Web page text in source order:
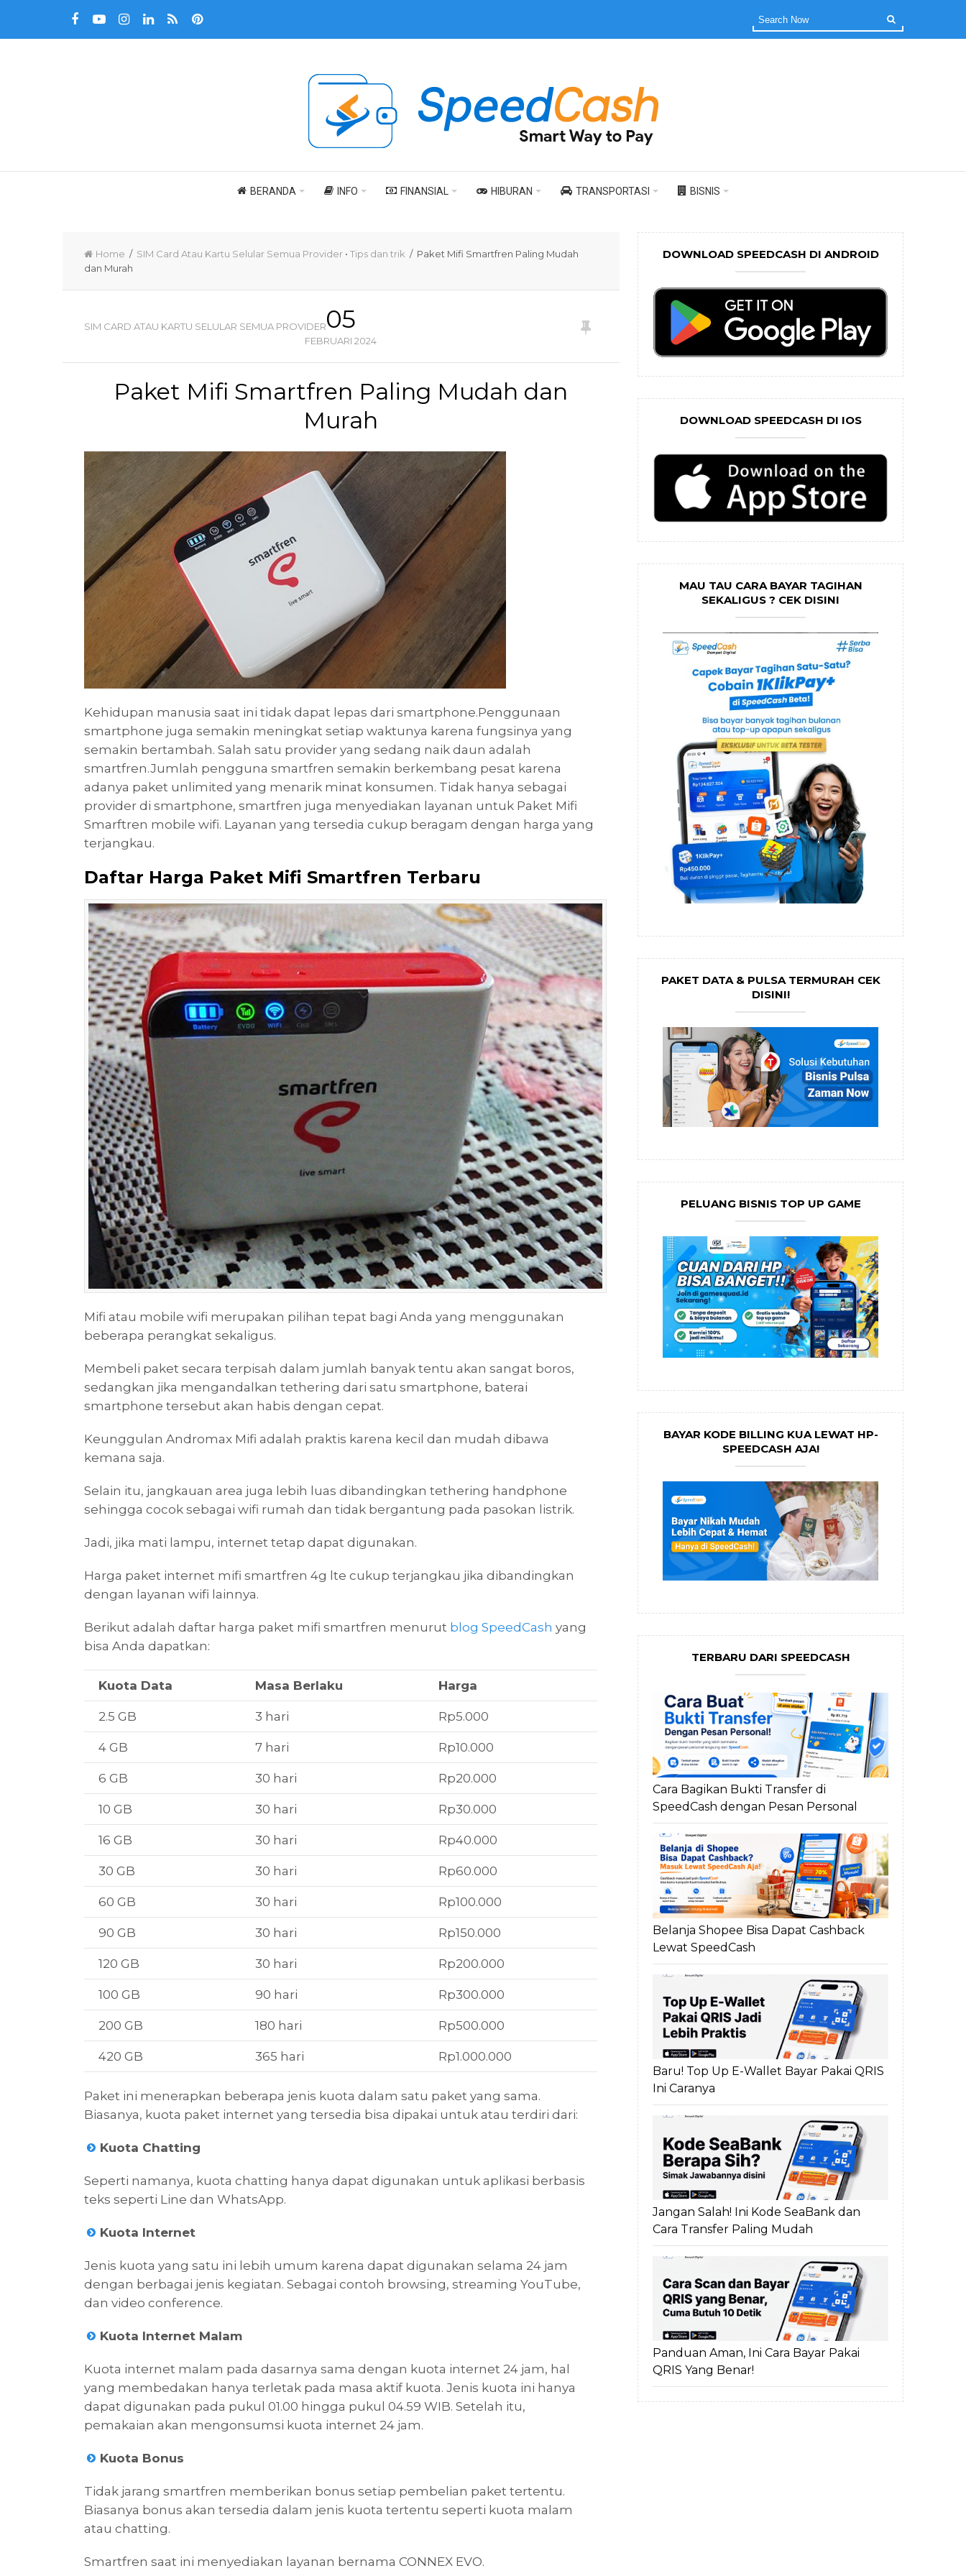
BERANDA INFO FINANSIAL HIBURAN TRANSPORTASI BISNIS
Home / SIM Card Atau Kartu Selular Semua Provider • Tips dan trik / Paket Mifi Smartfren Paling Mudah
dan Murah
05
FEBRUARI2024
SIM CARD ATAU KARTU SELULAR SEMUA PROVIDER
Paket Mifi Smartfren Paling Mudah dan
Murah
Kehidupan manusia saat ini tidak dapat lepas dari smartphone.Penggunaan
smartphone juga semakin meningkat setiap waktunya karena fungsinya yang
semakin bertambah. Salah satu provider yang sedang naik daun adalah
smartfren.Jumlah pengguna smartfren semakin berkembang pesat karena
adanya paket unlimited yang menarik minat konsumen. Tidak hanya sebagai
provider di smartphone, smartfren juga menyediakan layanan untuk Paket Mifi
Smarftren mobile wifi. Layanan yang tersedia cukup beragam dengan harga yang
terjangkau.
Daftar Harga Paket Mifi Smartfren Terbaru
Mifi atau mobile wifi merupakan pilihan tepat bagi Anda yang menggunakan
beberapa perangkat sekaligus.
Membeli paket secara terpisah dalam jumlah banyak tentu akan sangat boros,
sedangkan jika mengandalkan tethering dari satu smartphone, baterai
smartphone tersebut akan habis dengan cepat.
Keunggulan Andromax Mifi adalah praktis karena kecil dan mudah dibawa
kemana saja.
Selain itu, jangkauan area juga lebih luas dibandingkan tethering handphone
sehingga cocok sebagai wifi rumah dan tidak bergantung pada pasokan listrik.
Jadi, jika mati lampu, internet tetap dapat digunakan.
Harga paket internet mifi smartfren 4g lte cukup terjangkau jika dibandingkan
dengan layanan wifi lainnya.
Berikut adalah daftar harga paket mifi smartfren menurut blog SpeedCash yang
bisa Anda dapatkan:
Kuota Data Masa Berlaku Harga
2.5 GB 3 hari Rp5.000
4 GB 7 hari Rp10.000
6 GB 30 hari Rp20.000
10 GB 30 hari Rp30.000
16 GB 30 hari Rp40.000
30 GB 30 hari Rp60.000
60 GB 30 hari Rp100.000
90 GB 30 hari Rp150.000
120 GB 30 hari Rp200.000
100 GB 90 hari Rp300.000
200 GB 180 hari Rp500.000
420 GB 365 hari Rp1.000.000
Paket ini menerapkan beberapa jenis kuota dalam satu paket yang sama.
Biasanya, kuota paket internet yang tersedia bisa dipakai untuk atau terdiri dari:
Kuota Chatting
Seperti namanya, kuota chatting hanya dapat digunakan untuk aplikasi berbasis
teks seperti Line dan WhatsApp.
Kuota Internet
Jenis kuota yang satu ini lebih umum karena dapat digunakan selama 24 jam
dengan berbagai jenis kegiatan. Sebagai contoh browsing, streaming YouTube,
dan video conference.
Kuota Internet Malam
Kuota internet malam pada dasarnya sama dengan kuota internet 24 jam, hal
yang membedakan hanya terletak pada masa aktif kuota. Jenis kuota ini hanya
dapat digunakan pada pukul 01.00 hingga pukul 04.59 WIB. Setelah itu,
pemakaian akan mengonsumsi kuota internet 24 jam.
Kuota Bonus
Tidak jarang smartfren memberikan bonus setiap pembelian paket tertentu.
Biasanya bonus akan tersedia dalam jenis kuota tertentu seperti kuota malam
atau chatting.
Smartfren saat ini menyediakan layanan bernama CONNEX EVO.
DOWNLOAD SPEEDCASH DI ANDROID
DOWNLOAD SPEEDCASH DI IOS
MAU TAU CARA BAYAR TAGIHAN
SEKALIGUS ? CEK DISINI
PAKET DATA & PULSA TERMURAH CEK
DISINI!
PELUANG BISNIS TOP UP GAME
BAYAR KODE BILLING KUA LEWAT HP-
SPEEDCASH AJA!
TERBARU DARI SPEEDCASH
Cara Bagikan Bukti Transfer di
SpeedCash dengan Pesan Personal
Belanja Shopee Bisa Dapat Cashback
Lewat SpeedCash
Baru! Top Up E-Wallet Bayar Pakai QRIS
Ini Caranya
Jangan Salah! Ini Kode SeaBank dan
Cara Transfer Paling Mudah
Panduan Aman, Ini Cara Bayar Pakai
QRIS Yang Benar!